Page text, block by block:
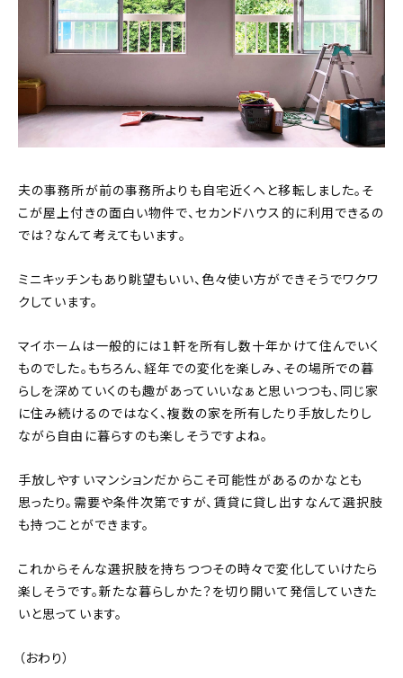
夫の事務所が前の事務所よりも自宅近くへと移転しました。そ
こが屋上付きの面白い物件で、セカンドハウス的に利用できるの
では？なんて考えてもいます。
ミニキッチンもあり眺望もいい、色々使い方ができそうでワクワ
クしています。
マイホームは一般的には１軒を所有し数十年かけて住んでいく
ものでした。もちろん、経年での変化を楽しみ、その場所での暮
らしを深めていくのも趣があっていいなぁと思いつつも、同じ家
に住み続けるのではなく、複数の家を所有したり手放したりし
ながら自由に暮らすのも楽しそうですよね。
手放しやすいマンションだからこそ可能性があるのかなとも
思ったり。需要や条件次第ですが、賃貸に貸し出すなんて選択肢
も持つことができます。
これからそんな選択肢を持ちつつその時々で変化していけたら
楽しそうです。新たな暮らしかた？を切り開いて発信していきた
いと思っています。
（おわり）